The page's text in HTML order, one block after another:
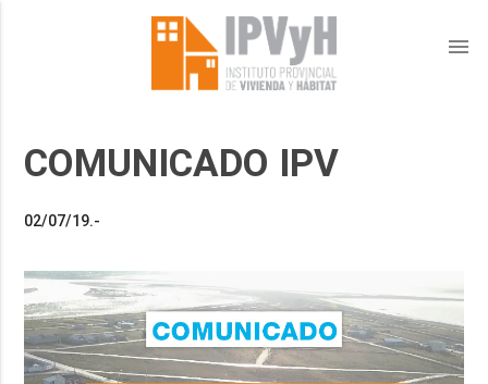
menu
COMUNICADO IPV
02/07/19.-